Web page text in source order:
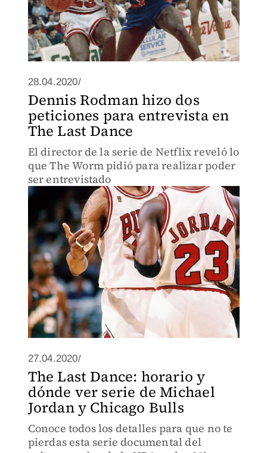
28.04.2020/
Dennis Rodman hizo dos
peticiones para entrevista en
The Last Dance
El director de la serie de Netflix reveló lo
que The Worm pidió para realizar poder
ser entrevistado
27.04.2020/
The Last Dance: horario y
dónde ver serie de Michael
Jordan y Chicago Bulls
Conoce todos los detalles para que no te
pierdas esta serie documental del